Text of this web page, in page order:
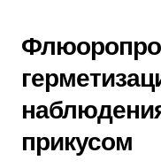
прикусом